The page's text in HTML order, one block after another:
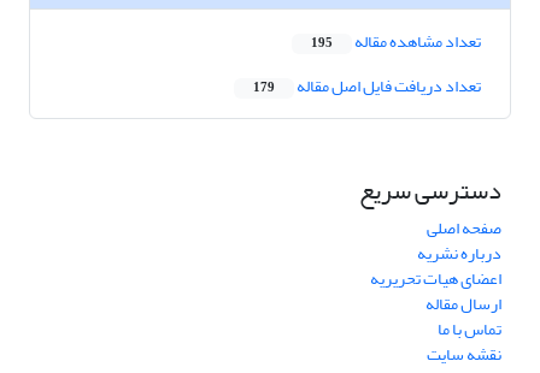
تعداد مشاهده مقاله 195
تعداد دریافت فایل اصل مقاله 179
دسترسی سریع
صفحه اصلی
درباره نشریه
اعضای هیات تحریریه
ارسال مقاله
تماس با ما
نقشه سایت